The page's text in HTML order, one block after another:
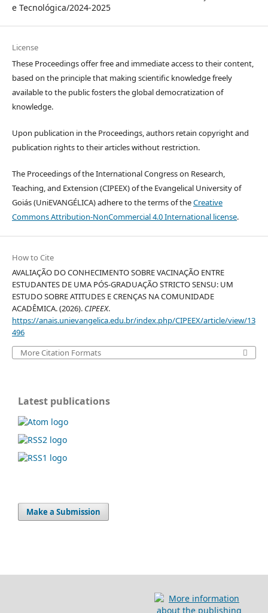
e Tecnológica/2024-2025
License
These Proceedings offer free and immediate access to their content,
based on the principle that making scientific knowledge freely
available to the public fosters the global democratization of
knowledge.
Upon publication in the Proceedings, authors retain copyright and
publication rights to their articles without restriction.
The Proceedings of the International Congress on Research,
Teaching, and Extension (CIPEEX) of the Evangelical University of
Goiás (UniEVANGÉLICA) adhere to the terms of theCreative
Commons Attribution-NonCommercial 4.0 International license.
How to Cite
AVALIAÇÃO DO CONHECIMENTO SOBRE VACINAÇÃO ENTRE
ESTUDANTES DE UMA PÓS-GRADUAÇÃO STRICTO SENSU: UM
ESTUDO SOBRE ATITUDES E CRENÇAS NA COMUNIDADE
ACADÊMICA. (2026). CIPEEX.
https://anais.unievangelica.edu.br/index.php/CIPEEX/article/view/13
496
More Citation Formats
Latest publications
Make a Submission